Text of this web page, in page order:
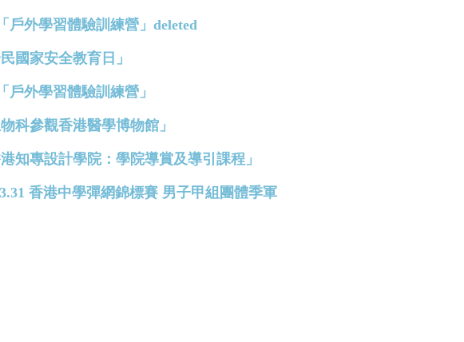
戶外學習體驗訓練營」deleted
國家安全教育日」
戶外學習體驗訓練營」
科參觀香港醫學博物館」
知專設計學院：學院導賞及導引課程」
香港中學彈網錦標賽 男子甲組團體季軍